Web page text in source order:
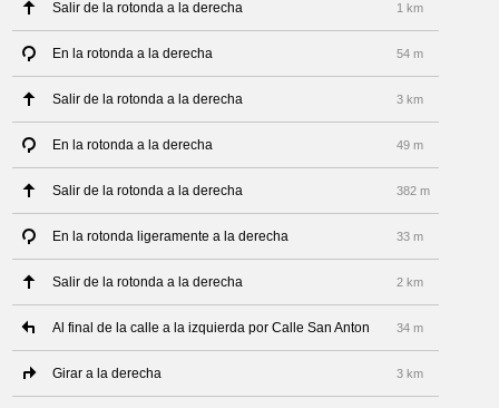
Salir de la rotonda a la derecha 1 km
En la rotonda a la derecha 54 m
Salir de la rotonda a la derecha 3 km
En la rotonda a la derecha 49 m
Salir de la rotonda a la derecha 382 m
En la rotonda ligeramente a la derecha 33 m
Salir de la rotonda a la derecha 2 km
Al final de la calle a la izquierda por Calle San Anton 34 m
Girar a la derecha 3 km